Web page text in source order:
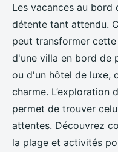
Les vacances au bord
détente tant attendu.
peut transformer
d'une villa en bord de
ou d'un hôtel de luxe,
charme. L’exploration
permet de trouver
attentes. Découvrez
la plage et activités